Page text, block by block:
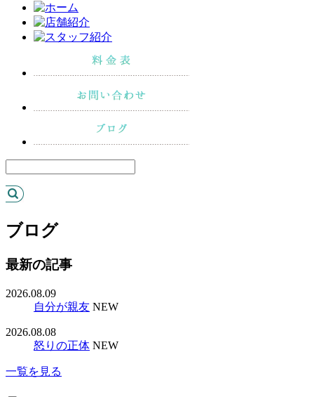
ブログ
最新の記事
2026.08.09
自分が親友 NEW
2026.08.08
怒りの正体 NEW
一覧を見る